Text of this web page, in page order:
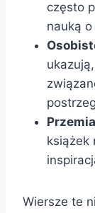
często
nauką o
książek
Wiersze te